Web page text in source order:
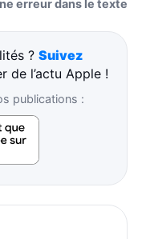
erreur dans le texte
? Suivez
de l’actu Apple !
publications :